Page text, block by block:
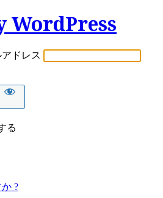
WordPress
ドレス
る
?